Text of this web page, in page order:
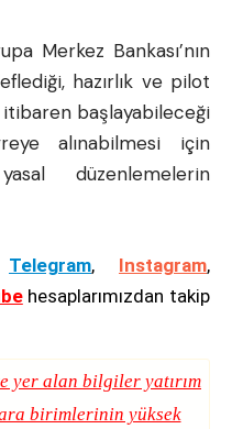
Merkez Bankası’nın
hazırlık ve pilot
itibaren başlayabileceği
alınabilmesi için
düzenlemelerin
Telegram, Instagram,
hesaplarımızdan takip
yer alan bilgiler yatırım
birimlerinin yüksek